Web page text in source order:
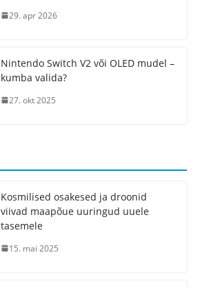
29. apr 2026
Nintendo Switch V2 või OLED mudel –
kumba valida?
27. okt 2025
Kosmilised osakesed ja droonid
viivad maapõue uuringud uuele
tasemele
15. mai 2025